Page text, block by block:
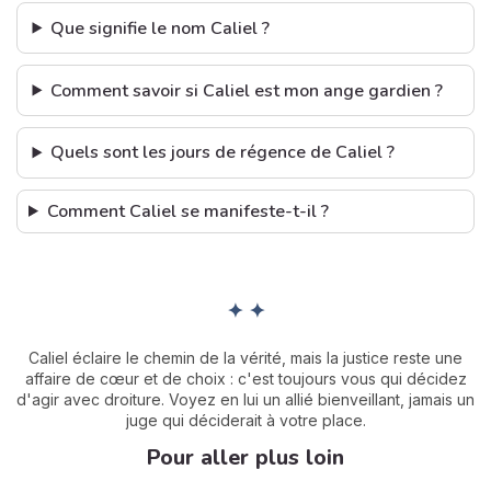
Que signifie le nom Caliel ?
Comment savoir si Caliel est mon ange gardien ?
Quels sont les jours de régence de Caliel ?
Comment Caliel se manifeste-t-il ?
✦ ✦
Caliel éclaire le chemin de la vérité, mais la justice reste une
affaire de cœur et de choix : c'est toujours vous qui décidez
d'agir avec droiture. Voyez en lui un allié bienveillant, jamais un
juge qui déciderait à votre place.
Pour aller plus loin